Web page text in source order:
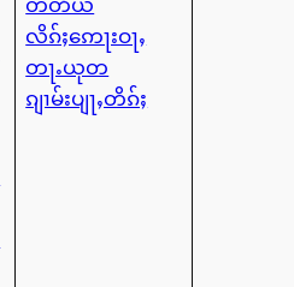
လိၵ်ႈဢေႃးဝႃႇ
တႃႉယုတ
ၵျၢမ်းပျႃႇတိၵ်ႈ